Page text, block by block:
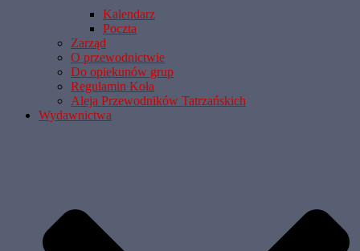
Kalendarz
Poczta
Zarząd
O przewodnictwie
Do opiekunów grup
Regulamin Koła
Aleja Przewodników Tatrzańskich
Wydawnictwa